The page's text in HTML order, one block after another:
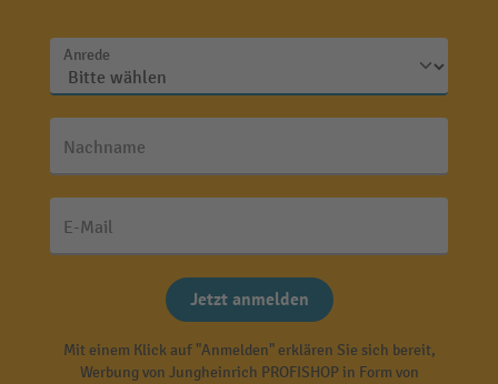
Anrede
Nachname
E-Mail
Jetzt anmelden
Mit einem Klick auf "Anmelden" erklären Sie sich bereit,
Werbung von Jungheinrich PROFISHOP in Form von